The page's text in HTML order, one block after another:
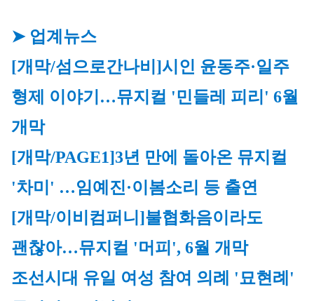
➤ 업계뉴스
[개막/섬으로간나비]시인 윤동주·일주
형제 이야기…뮤지컬 '민들레 피리' 6월
개막
[개막/PAGE1]3년 만에 돌아온 뮤지컬
'차미' …임예진·이봄소리 등 출연
[개막/이비컴퍼니]불협화음이라도
괜찮아…뮤지컬 '머피', 6월 개막
조선시대 유일 여성 참여 의례 '묘현례'